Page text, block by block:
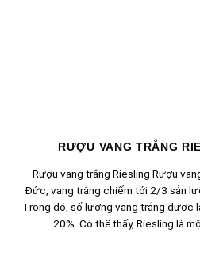
RƯỢU VANG TRẮNG
Rượu vang trắng Riesling Rượu
Đức, vang trắng chiếm tới 2/3 sản
Trong đó, số lượng vang trắng được
20%. Có thể thấy, Riesling là